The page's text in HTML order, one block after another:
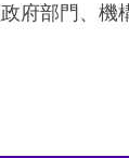
府部門、機